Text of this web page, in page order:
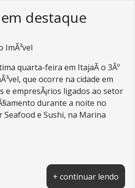
destaque
ImÃ³vel
quarta-feira em ItajaÃ­ o 3Âº
que ocorre na cidade em
e empresÃ¡rios ligados ao setor
durante a noite no
e Sushi, na Marina
+ continuar lendo